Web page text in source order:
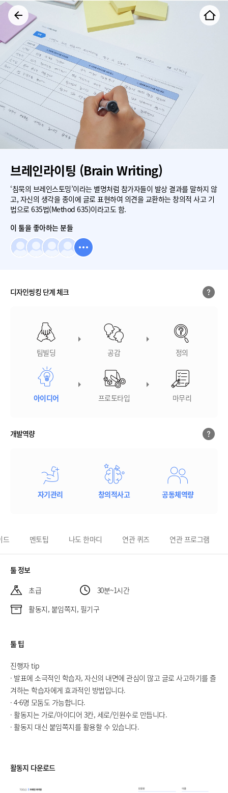
브레인라이팅 (Brain Writing)
‘침묵의 브레인스토밍’이라는 별명처럼 참가자들이 발상 결과를 말하지 않
고, 자신의 생각을 종이에 글로 표현하여 의견을 교환하는 창의적 사고 기
법으로 635법(Method 635)이라고도 함.
이 툴을 좋아하는 분들
디자인씽킹 단계 체크
팀빌딩 공감 정의
아이디어 프로토타입 마무리
개발역량
자기관리 창의적사고 공동체역량
드 멘토팁 나도 한마디 연관 퀴즈 연관 프로그램
툴 정보
초급
30분~1시간
활동지, 붙임쪽지, 필기구
툴 팁
진행자 tip
· 발표에 소극적인 학습자, 자신의 내면에 관심이 많고 글로 사고하기를 즐
겨하는 학습자에게 효과적인 방법입니다.
· 4-6명 모둠도 가능합니다.
· 활동지는 가로/아이디어 3칸, 세로/인원수로 만듭니다.
· 활동지 대신 붙임쪽지를 활용할 수 있습니다.
활동지 다운로드